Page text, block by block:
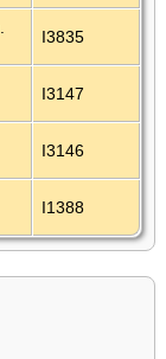
I3835
I3147
I3146
I1388